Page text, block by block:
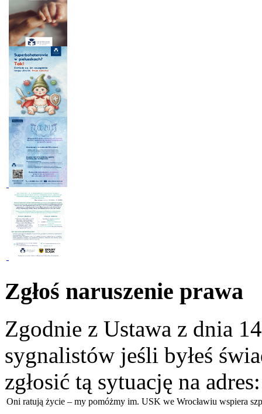
Zgłoś naruszenie prawa
Zgodnie z Ustawa z dnia
sygnalistów jeśli byłeś
zgłosić tą sytuację na
Oni ratują życie – my pomóżmy im. USK we Wrocławiu wspiera